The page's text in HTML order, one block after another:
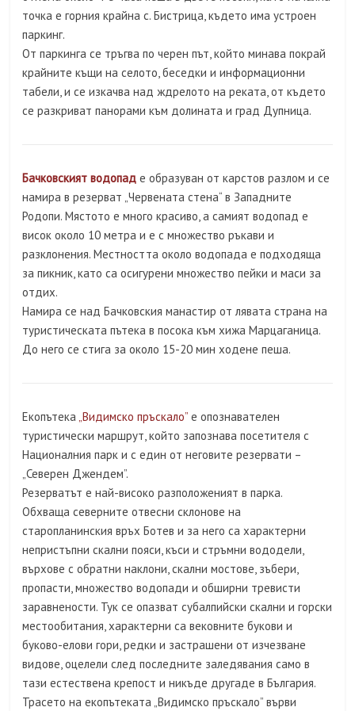
точка е горния крайна с. Бистрица, където има устроен
паркинг.
От паркинга се тръгва по черен път, който минава покрай
крайните къщи на селото, беседки и информационни
табели, и се изкачва над ждрелото на реката, от където
се разкриват панорами към долината и град Дупница.
Бачковският водопад е образуван от карстов разлом и се
намира в резерват „Червената стена“ в Западните
Родопи. Мястото е много красиво, а самият водопад е
висок около 10 метра и е с множество ръкави и
разклонения. Местността около водопада е подходяща
за пикник, като са осигурени множество пейки и маси за
отдих.
Намира се над Бачковския манастир от лявата страна на
туристическата пътека в посока към хижа Марцаганица.
До него се стига за около 15-20 мин ходене пеша.
Екопътека„Видимско пръскало”е опознавателен
туристически маршрут, който запознава посетителя с
Националния парк и с един от неговите резервати –
„Северен Джендем”.
Резерватът е най-високо разположеният в парка.
Обхваща северните отвесни склонове на
старопланинския връх Ботев и за него са характерни
непристъпни скални пояси, къси и стръмни вододели,
върхове с обратни наклони, скални мостове, зъбери,
пропасти, множество водопади и обширни тревисти
заравнености. Тук се опазват субалпийски скални и горски
местообитания, характерни са вековните букови и
буково-елови гори, редки и застрашени от изчезване
видове, оцелели след последните заледявания само в
тази естествена крепост и никъде другаде в България.
Трасето на екопътеката „Видимско пръскало” върви